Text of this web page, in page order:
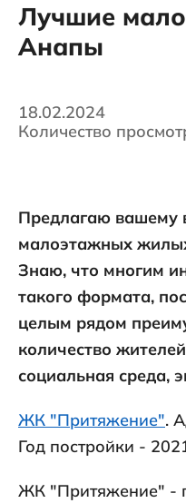
Лучшие
Анапы
18.02.2024
Количество
Предлагаю вашему
малоэтажных
Знаю, что многим
такого формата,
целым рядом
количество
социальная среда,
ЖК "Притяжение".
Год постройки -
ЖК "Притяжение" -